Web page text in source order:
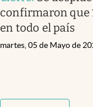
confirmaron que
en todo el país
martes, 05 de Mayo de